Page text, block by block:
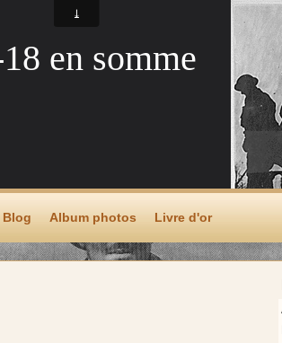
en somme
Blog Album photos Livre d'or